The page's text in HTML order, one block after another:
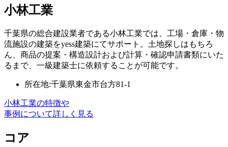
小林工業
千葉県の総合建設業者である小林工業では、工場・倉庫・物
流施設の建築をyess建築にてサポート。土地探しはもちろ
ん、商品の提案・構造設計および計算・確認申請書類にいた
るまで、一級建築士に依頼することが可能です。
所在地:千葉県東金市台方81-1
小林工業の特徴や
事例について詳しく見る
コア